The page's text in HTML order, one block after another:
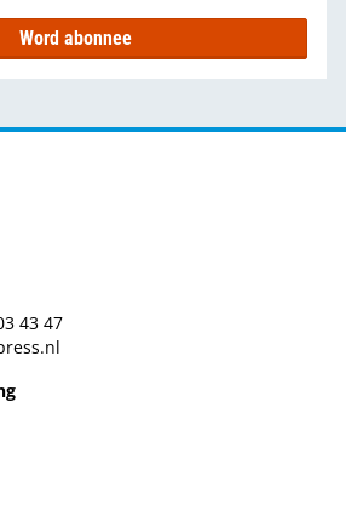
Word abonnee
43 47